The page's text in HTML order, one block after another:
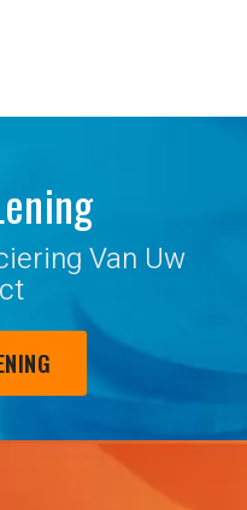
Van Uw